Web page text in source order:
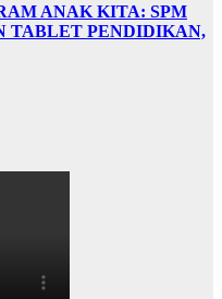
ANAK KITA: SPM
TABLET PENDIDIKAN,